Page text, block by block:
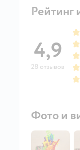
Рейтинг
4,9
28 отзывов
Фото и